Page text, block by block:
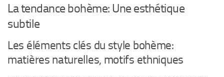
La tendance bohème: Une esthétique
subtile
Les éléments clés du style bohème:
matières naturelles, motifs ethniques